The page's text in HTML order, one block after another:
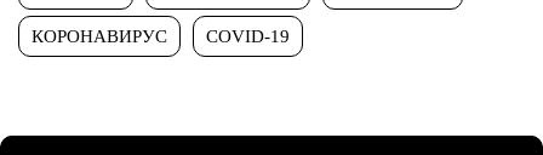
КОРОНАВИРУС COVID-19